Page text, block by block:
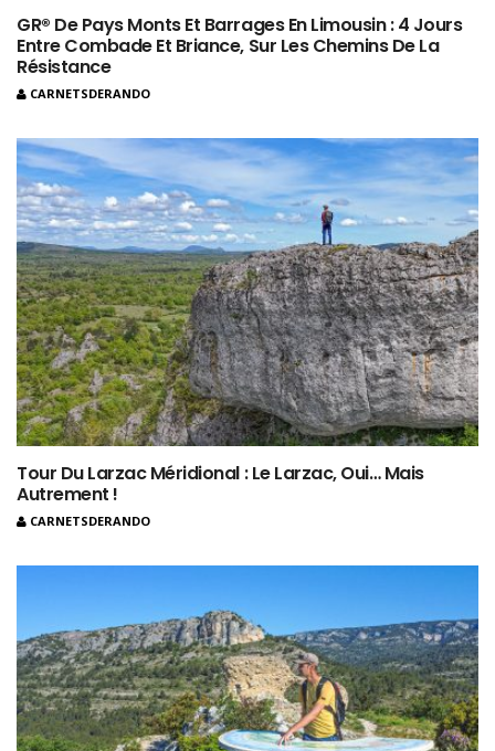
GR® De Pays Monts Et Barrages En Limousin : 4 Jours
Entre Combade Et Briance, Sur Les Chemins De La
Résistance
CARNETSDERANDO
Tour Du Larzac Méridional : Le Larzac, Oui… Mais
Autrement !
CARNETSDERANDO